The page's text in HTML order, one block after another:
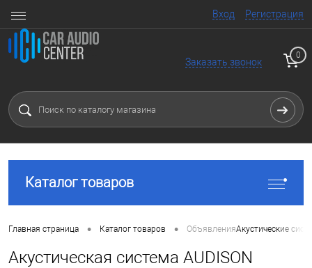
Вход Регистрация
Заказать звонок
0
Каталог товаров
Главная страница • Каталог товаров • ОбъявленияАкустические
Акустическая система AUDISON